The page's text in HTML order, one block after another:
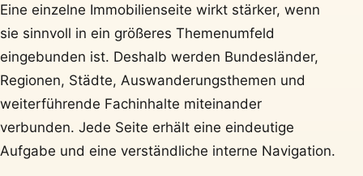
Eine einzelne Immobilienseite wirkt stärker, wenn
sie sinnvoll in ein größeres Themenumfeld
eingebunden ist. Deshalb werden Bundesländer,
Regionen, Städte, Auswanderungsthemen und
weiterführende Fachinhalte miteinander
verbunden. Jede Seite erhält eine eindeutige
Aufgabe und eine verständliche interne Navigation.